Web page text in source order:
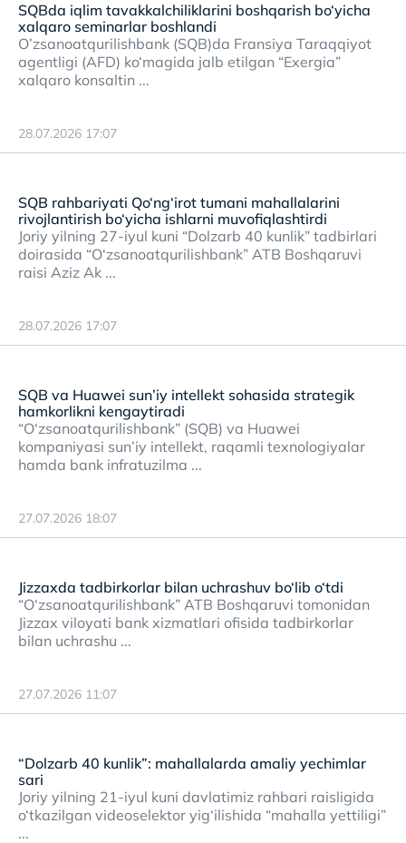
SQBda iqlim tavakkalchiliklarini boshqarish bo‘yicha
xalqaro seminarlar boshlandi
O’zsanoatqurilishbank (SQB)da Fransiya Taraqqiyot
аgentligi (AFD) ko‘magida jalb etilgan “Exergia”
xalqaro konsaltin ...
28.07.2026 17:07
SQB rahbariyati Qo‘ng‘irot tumani mahallalarini
rivojlantirish bo‘yicha ishlarni muvofiqlashtirdi
Joriy yilning 27-iyul kuni “Dolzarb 40 kunlik” tadbirlari
doirasida “O‘zsanoatqurilishbank” ATB Boshqaruvi
raisi Aziz Ak ...
28.07.2026 17:07
SQB va Huawei sun’iy intellekt sohasida strategik
hamkorlikni kengaytiradi
“O‘zsanoatqurilishbank” (SQB) va Huawei
kompaniyasi sun’iy intellekt, raqamli texnologiyalar
hamda bank infratuzilma ...
27.07.2026 18:07
Jizzaxda tadbirkorlar bilan uchrashuv bo‘lib o‘tdi
“O‘zsanoatqurilishbank” ATB Boshqaruvi tomonidan
Jizzax viloyati bank xizmatlari ofisida tadbirkorlar
bilan uchrashu ...
27.07.2026 11:07
“Dolzarb 40 kunlik”: mahallalarda amaliy yechimlar
sari
Joriy yilning 21-iyul kuni davlatimiz rahbari raisligida
o‘tkazilgan videoselektor yig‘ilishida “mahalla yettiligi”
...